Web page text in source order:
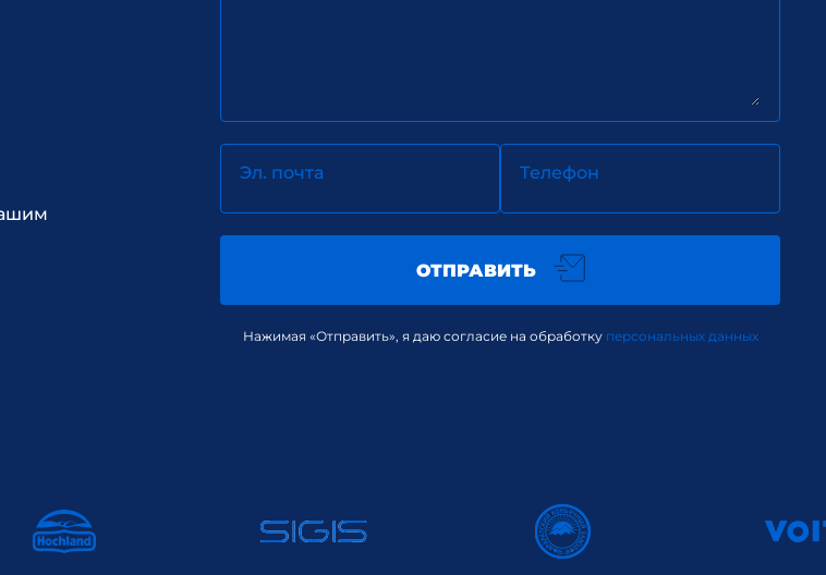
Эл. почта Телефон
ОТПРАВИТЬ
Нажимая «Отправить», я даю согласие на обработку персональных данных